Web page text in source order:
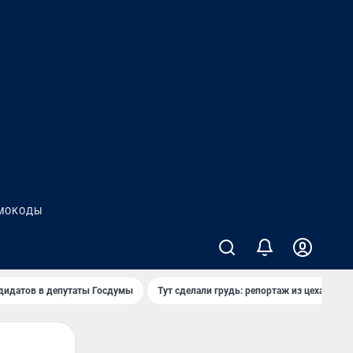
в депутаты Госдумы Тут сделали грудь: репортаж из цеха